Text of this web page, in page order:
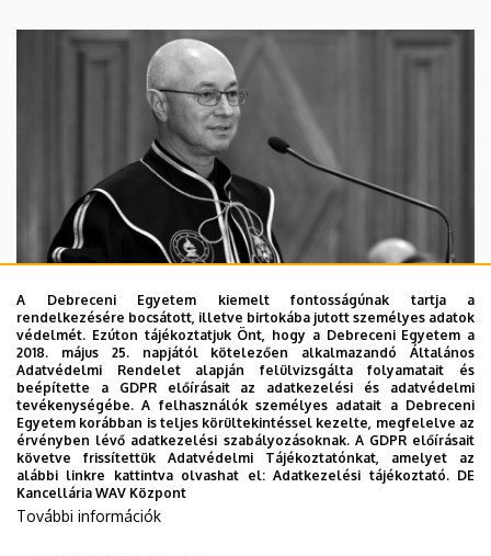
2026. augusztus 5.
Díszdoktorát gyászolja a Debreceni
Egyetem
INTÉZMÉNYI TTK TUDOMÁNY
A Debreceni Egyetem kiemelt fontosságúnak tartja a
rendelkezésére bocsátott, illetve birtokába jutott személyes adatok
védelmét. Ezúton tájékoztatjuk Önt, hogy a Debreceni Egyetem a
2018. május 25. napjától kötelezően alkalmazandó Általános
Adatvédelmi Rendelet alapján felülvizsgálta folyamatait és
beépítette a GDPR előírásait az adatkezelési és adatvédelmi
tevékenységébe. A felhasználók személyes adatait a Debreceni
Egyetem korábban is teljes körültekintéssel kezelte, megfelelve az
érvényben lévő adatkezelési szabályozásoknak. A GDPR előírásait
követve frissítettük Adatvédelmi Tájékoztatónkat, amelyet az
alábbi linkre kattintva olvashat el:Adatkezelési tájékoztató. DE
Kancellária WAV Központ
További információk